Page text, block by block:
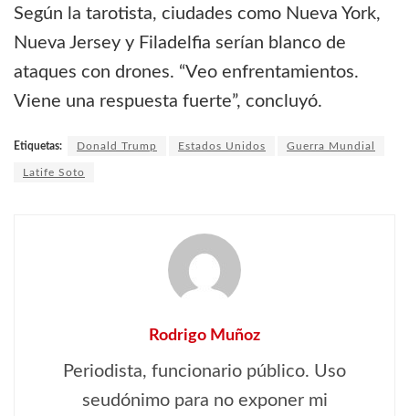
Según la tarotista, ciudades como Nueva York,
Nueva Jersey y Filadelfia serían blanco de
ataques con drones. “Veo enfrentamientos.
Viene una respuesta fuerte”, concluyó.
Etiquetas: Donald Trump Estados Unidos Guerra Mundial
Latife Soto
Rodrigo Muñoz
Periodista, funcionario público. Uso
seudónimo para no exponer mi